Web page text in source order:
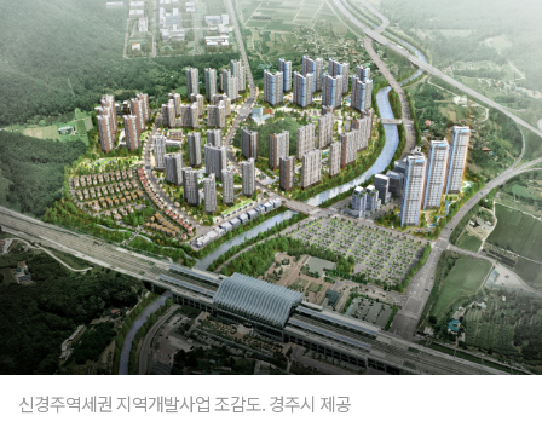
신경주역세권 지역개발사업 조감도. 경주시 제공